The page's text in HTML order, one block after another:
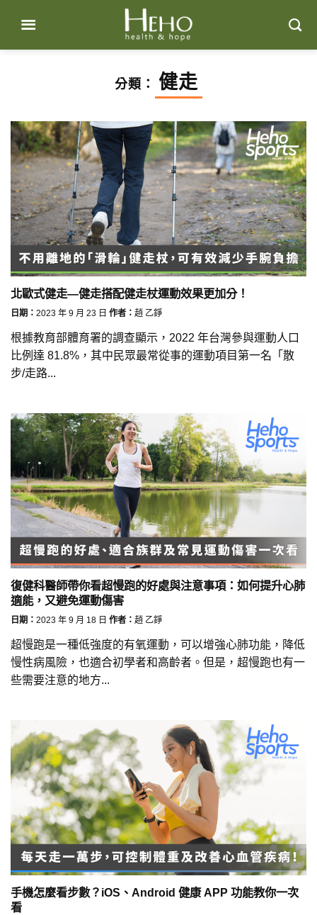
content
分類： 健走
北歐式健走—健走搭配健走杖運動效果更加分！
日期： 2023 年 9 月 23 日 作者： 趙 乙錚
根據教育部體育署的調查顯示，2022 年台灣參與運動人口
比例達 81.8%，其中民眾最常從事的運動項目第一名「散
步/走路...
復健科醫師帶你看超慢跑的好處與注意事項：如何提升心肺
適能，又避免運動傷害
日期： 2023 年 9 月 18 日 作者： 趙 乙錚
超慢跑是一種低強度的有氧運動，可以增強心肺功能，降低
慢性病風險，也適合初學者和高齡者。但是，超慢跑也有一
些需要注意的地方...
手機怎麼看步數？iOS、Android 健康 APP 功能教你一次
看